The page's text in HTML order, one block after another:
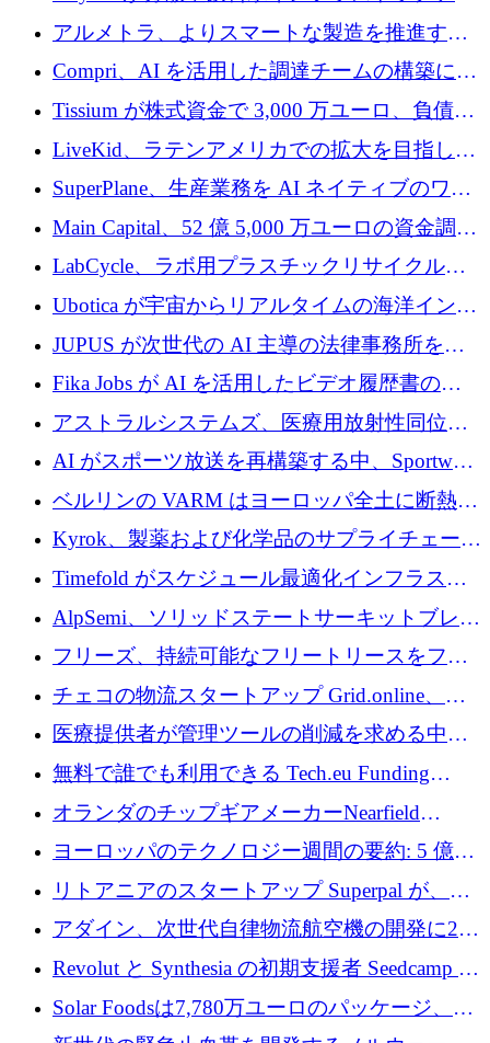
プラットフォームを拡張するために 242 万ユ
ーロを調達
アルメトラ、よりスマートな製造を推進する
ためにシリーズ A で 1,630 万ユーロを確保
Compri、AI を活用した調達チームの構築に
320 万ユーロを確保
Tissium が株式資金で 3,000 万ユーロ、負債で
3,000 万ユーロを調達
LiveKid、ラテンアメリカでの拡大を目指して
Aldea を買収
SuperPlane、生産業務を AI ネイティブのワー
クフロー層に変えるために 260 万ドルを確保
Main Capital、52 億 5,000 万ユーロの資金調達
でエンタープライズ ソフトウェアの開発を倍
LabCycle、ラボ用プラスチックリサイクルシ
ステムを商業化し、焼却廃棄物を削減するた
めに43万ポンドを確保
Ubotica が宇宙からリアルタイムの海洋インテ
リジェンスを拡張するために 1,100 万ドルを
JUPUS が次世代の AI 主導の法律事務所を強
化するために 1,300 万ユーロを調達
Fika Jobs が AI を活用したビデオ履歴書のた
めに 400 万ドルを調達
アストラルシステムズ、医療用放射性同位元
素の世界的な不足に対処するために2,300万ポ
ンドを調達
AI がスポーツ放送を再構築する中、Sportway
が 2,000 万ユーロを調達
ベルリンの VARM はヨーロッパ全土に断熱材
を拡張するために 1,750 万ユーロを投資
Kyrok、製薬および化学品のサプライチェーン
に AI を導入するために 310 万ユーロを確保
Timefold がスケジュール最適化インフラスト
ラクチャを拡張するためにシリーズ A で
1,300 万ドルを調達
AlpSemi、ソリッドステートサーキットブレー
カー技術の進歩のために1,700万ユーロを調達
フリーズ、持続可能なフリートリースをフラ
ンス全土に拡大するために1,300万ユーロを確
保
チェコの物流スタートアップ Grid.online、配
送量が 1 年で 10 倍に増加し、400 万ユーロの
医療提供者が管理ツールの削減を求める中、
a16z が Prosper AI を 3,000 万ドルで支援
無料で誰でも利用できる Tech.eu Funding
Explorer のご紹介
オランダのチップギアメーカーNearfield
Instrumentsが3億8,000万ドルを調達
ヨーロッパのテクノロジー週間の要約: 5 億
8,500 万ユーロを超える 60 以上のテクノロジ
ー資金調達取引
リトアニアのスタートアップ Superpal が、
Slack 内に構築された AI コワーカー プラット
フォームのために 50 万ユーロを調達
アダイン、次世代自律物流航空機の開発に250
万ユーロを確保
Revolut と Synthesia の初期支援者 Seedcamp が
3 億 2,000 万ドルを調達、米国に投資
Solar Foodsは7,780万ユーロのパッケージ、5
億ユーロの防衛および二重用途成長基金EDM